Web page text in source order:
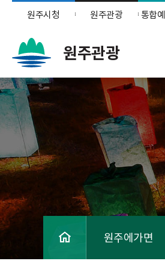
원주시청 원주관광 통합
원주관광
원주에가면